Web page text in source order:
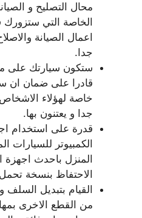
محال التصليح و
الخاصة التي
اعمال الصيانة
جدا.
ستكون سيارتك على
قادرا على ضمان ان
خاصة لهؤلاء
جدا و يعتنون بها.
قدرة على استخدام
الكمبيوتر للسيارات
المنزل باحدث اجهزة
الاحتفاظ بنسخة
القيام بتبديل
من القطع الاخرى